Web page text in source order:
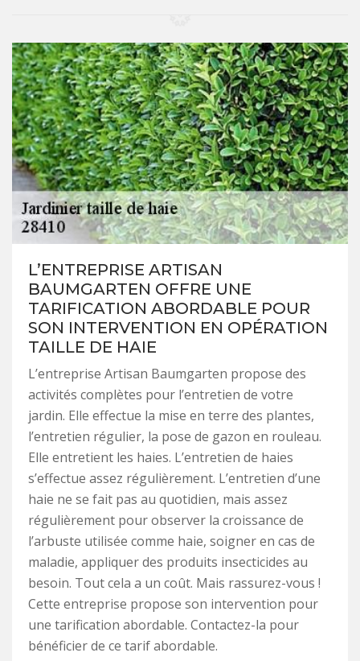
L’ENTREPRISE ARTISAN
BAUMGARTEN OFFRE UNE
TARIFICATION ABORDABLE POUR
SON INTERVENTION EN OPÉRATION
TAILLE DE HAIE
L’entreprise Artisan Baumgarten propose des
activités complètes pour l’entretien de votre
jardin. Elle effectue la mise en terre des plantes,
l’entretien régulier, la pose de gazon en rouleau.
Elle entretient les haies. L’entretien de haies
s’effectue assez régulièrement. L’entretien d’une
haie ne se fait pas au quotidien, mais assez
régulièrement pour observer la croissance de
l’arbuste utilisée comme haie, soigner en cas de
maladie, appliquer des produits insecticides au
besoin. Tout cela a un coût. Mais rassurez-vous !
Cette entreprise propose son intervention pour
une tarification abordable. Contactez-la pour
bénéficier de ce tarif abordable.